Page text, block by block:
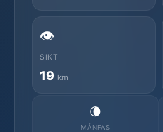
👁️
SIKT
19 km
🌘
MÅNFAS